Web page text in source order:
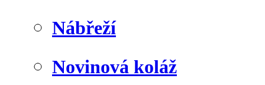
Nábřeží
Novinová koláž